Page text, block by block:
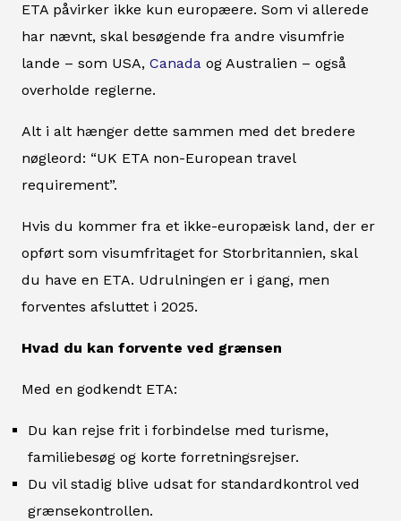
ETA påvirker ikke kun europæere. Som vi allerede
har nævnt, skal besøgende fra andre visumfrie
lande – som USA, Canada og Australien – også
overholde reglerne.
Alt i alt hænger dette sammen med det bredere
nøgleord: “UK ETA non-European travel
requirement”.
Hvis du kommer fra et ikke-europæisk land, der er
opført som visumfritaget for Storbritannien, skal
du have en ETA. Udrulningen er i gang, men
forventes afsluttet i 2025.
Hvad du kan forvente ved grænsen
Med en godkendt ETA:
Du kan rejse frit i forbindelse med turisme,
familiebesøg og korte forretningsrejser.
Du vil stadig blive udsat for standardkontrol ved
grænsekontrollen.